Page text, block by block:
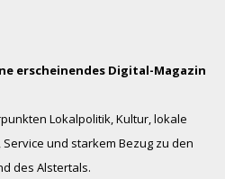
erscheinendes Digital-Magazin
Lokalpolitik, Kultur, lokale
und starkem Bezug zu den
des Alstertals.